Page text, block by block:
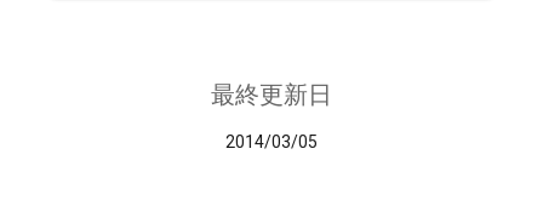
最終更新日
2014/03/05